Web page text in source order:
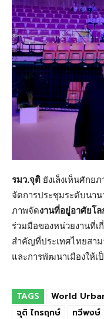
รมว.จุติ ยังเล็งเห็นศักย
จัดการประชุมระดับนาน
ภาพจัดงานที่อยู่อาศัยโล
ร่วมมือของหน่วยงานที่เ
สำคัญที่ประเทศไทยสา
และการพัฒนาเมืองให้
TAGS World
จุติ ไกรฤกษ์
ทวีพงษ์